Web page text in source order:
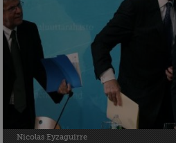
Nicolas Eyzaguirre